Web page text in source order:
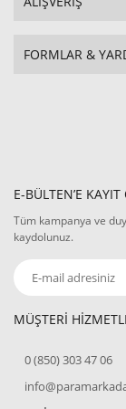
FORMLAR &
E-BÜLTEN’E KAYIT
Tüm kampanya ve
kaydolunuz.
MÜŞTERİ
0 (850) 303 47 06